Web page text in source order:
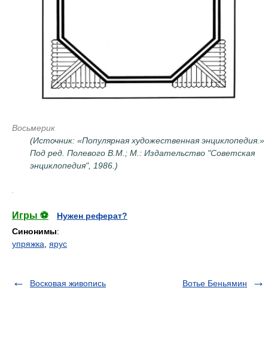
Восьмерик
(Источник: «Популярная художественная энциклопедия.»
Под ред. Полевого В.М.; М.: Издательство "Советская
энциклопедия", 1986.)
Игры ⚽
Нужен реферат?
Синонимы:
упряжка ярус
Восковая живопись Вотье Беньямин